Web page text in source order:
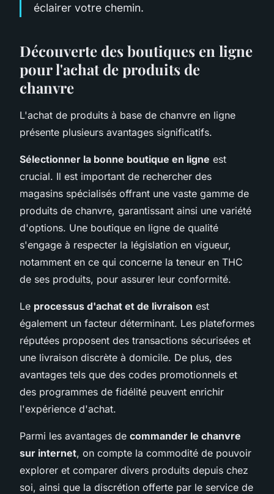
éclairer votre chemin.
Découverte des boutiques en ligne
pour l'achat de produits de
chanvre
L'achat de produits à base de chanvre en ligne
présente plusieurs avantages significatifs.
Sélectionner la bonne boutique en ligne est
crucial. Il est important de rechercher des
magasins spécialisés offrant une vaste gamme de
produits de chanvre, garantissant ainsi une variété
d'options. Une boutique en ligne de qualité
s'engage à respecter la législation en vigueur,
notamment en ce qui concerne la teneur en THC
de ses produits, pour assurer leur conformité.
Le processus d'achat et de livraison est
également un facteur déterminant. Les plateformes
réputées proposent des transactions sécurisées et
une livraison discrète à domicile. De plus, des
avantages tels que des codes promotionnels et
des programmes de fidélité peuvent enrichir
l'expérience d'achat.
Parmi les avantages de commander le chanvre
sur internet, on compte la commodité de pouvoir
explorer et comparer divers produits depuis chez
soi, ainsi que la discrétion offerte par le service de